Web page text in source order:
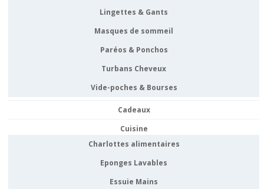
Lingettes & Gants
Masques de sommeil
Paréos & Ponchos
Turbans Cheveux
Vide-poches & Bourses
Cadeaux
Cuisine
Charlottes alimentaires
Eponges Lavables
Essuie Mains